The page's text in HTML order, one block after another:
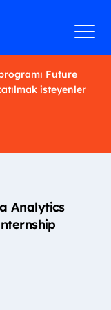
Future
isteyenler
Analytics